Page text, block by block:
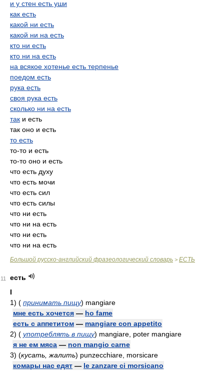
и у стен есть уши
как есть
какой ни есть
какой ни на есть
кто ни есть
кто ни на есть
на всякое хотенье есть терпенье
поедом есть
рука есть
своя рука есть
сколько ни на есть
так и есть
так оно и есть
то есть
то-то и есть
то-то оно и есть
что есть духу
что есть мочи
что есть сил
что есть силы
что ни есть
что ни на есть
что ни есть
что ни на есть
Большой русско-английский фразеологический словарь > ЕСТЬ
11
есть
I
1) ( принимать пищу) mangiare
мне есть хочется — ho fame
есть с аппетитом — mangiare con appetito
2) ( употреблять в пищу) mangiare, poter mangiare
я не ем мяса — non mangio carne
3) (кусать, жалить) punzecchiare, morsicare
комары нас едят — le zanzare ci morsicano